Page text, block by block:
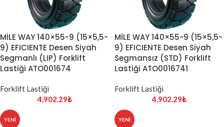
MİLE WAY 140×55-9 (15×5,5-
9) EFICIENTE Desen Siyah
Segmanlı (LIP) Forklift
Lastiği ATO001674
Forklift Lastiği
4,902.29₺
MİLE WAY 140×55-9 (15×5,5-
9) EFICIENTE Desen Siyah
Segmansız (STD) Forklift
Lastiği ATO0016741
Forklift Lastiği
4,902.29₺
YENI YENI